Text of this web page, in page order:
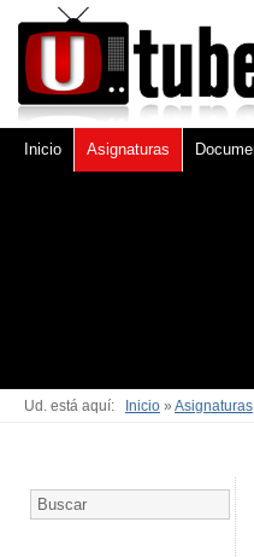
Inicio Asignaturas
Ud. está aquí: Inicio » Asignaturas